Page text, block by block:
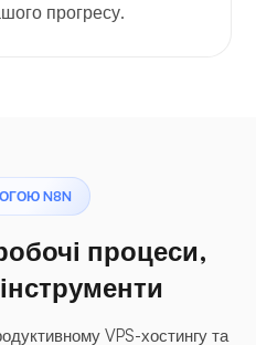
прогресу.
N8N
процеси,
VPS-хостингу та